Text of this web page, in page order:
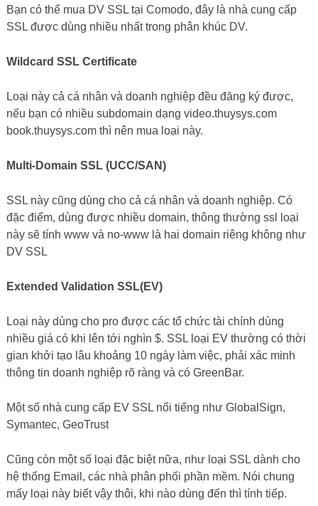
Bạn có thể mua DV SSL tại Comodo, đây là nhà cung cấp
SSL được dùng nhiều nhất trong phân khúc DV.
Wildcard SSL Certificate
Loại này cả cá nhân và doanh nghiệp đều đăng ký được,
nếu bạn có nhiều subdomain dạng video.thuysys.com
book.thuysys.com thì nên mua loại này.
Multi-Domain SSL (UCC/SAN)
SSL này cũng dùng cho cả cá nhân và doanh nghiệp. Có
đặc điểm, dùng được nhiều domain, thông thường ssl loại
này sẽ tính www và no-www là hai domain riêng không như
DV SSL
Extended Validation SSL(EV)
Loại này dùng cho pro được các tổ chức tài chính dùng
nhiều giá có khi lên tới nghìn $. SSL loại EV thường có thời
gian khởi tạo lâu khoảng 10 ngày làm việc, phải xác minh
thông tin doanh nghiệp rõ ràng và có GreenBar.
Một số nhà cung cấp EV SSL nổi tiếng như GlobalSign,
Symantec, GeoTrust
Cũng còn một số loại đặc biệt nữa, như loại SSL dành cho
hệ thống Email, các nhà phân phối phần mềm. Nói chung
mấy loại này biết vậy thôi, khi nào dùng đến thì tính tiếp.